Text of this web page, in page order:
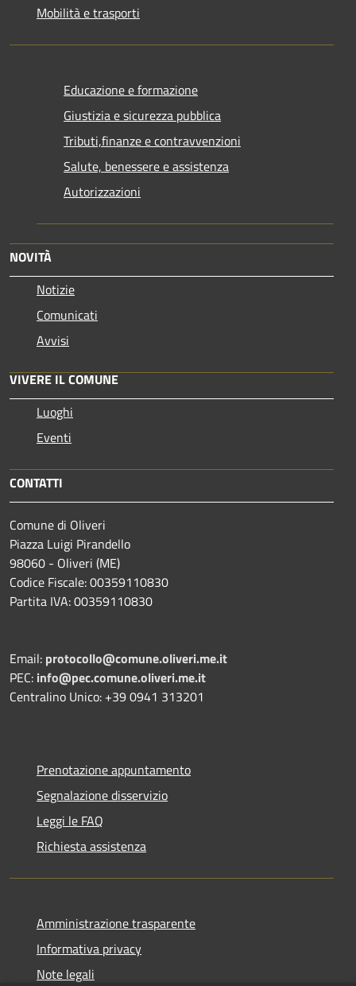
Mobilità e trasporti
Educazione e formazione
Giustizia e sicurezza pubblica
Tributi,finanze e contravvenzioni
Salute, benessere e assistenza
Autorizzazioni
NOVITÀ
Notizie
Comunicati
Avvisi
VIVERE IL COMUNE
Luoghi
Eventi
CONTATTI
Comune di Oliveri
Piazza Luigi Pirandello
98060 - Oliveri (ME)
Codice Fiscale: 00359110830
Partita IVA: 00359110830
Email: protocollo@comune.oliveri.me.it
PEC: info@pec.comune.oliveri.me.it
Centralino Unico: +39 0941 313201
Prenotazione appuntamento
Segnalazione disservizio
Leggi le FAQ
Richiesta assistenza
Amministrazione trasparente
Informativa privacy
Note legali